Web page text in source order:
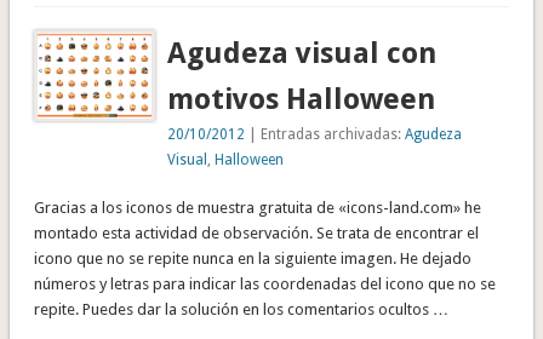
Agudeza visual con
motivos Halloween
20/10/2012 | Entradas archivadas:Agudeza
Visual
,Halloween
Gracias a los iconos de muestra gratuita de «icons-land.com» he
montado esta actividad de observación. Se trata de encontrar el
icono que no se repite nunca en la siguiente imagen. He dejado
números y letras para indicar las coordenadas del icono que no se
repite. Puedes dar la solución en los comentarios ocultos …